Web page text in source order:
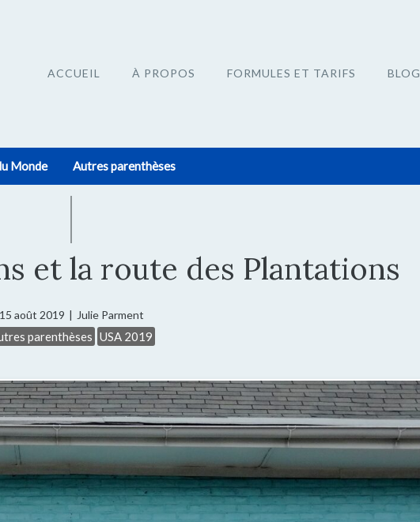
ACCUEIL À PROPOS FORMULES ET TARIFS BLOG
Monde Autres parenthèses
et la route des Plantations
15 août 2019 | Julie Parment
parenthèses USA 2019